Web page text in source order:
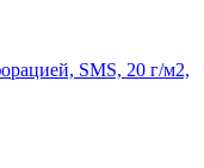
SMS, 20 г/м2,